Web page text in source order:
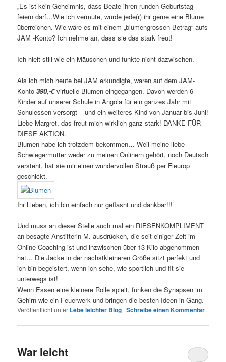
„Es ist kein Geheimnis, dass Beate ihren runden Geburtstag
feiern darf…Wie ich vermute, würde jede(r) ihr gerne eine Blume
überreichen. Wie wäre es mit einem „blumengrossen Betrag“ aufs
JAM -Konto? Ich nehme an, dass sie das stark freut!
Ich hielt still wie ein Mäuschen und funkte nicht dazwischen.
Als ich mich heute bei JAM erkundigte, waren auf dem JAM-
Konto 390,-€ virtuelle Blumen eingegangen. Davon werden 6
Kinder auf unserer Schule in Angola für ein ganzes Jahr mit
Schulessen versorgt – und ein weiteres Kind von Januar bis Juni!
Liebe Margret, das freut mich wirklich ganz stark! DANKE FÜR
DIESE AKTION.
Blumen habe ich trotzdem bekommen… Weil meine liebe
Schwiegermutter weder zu meinen Onlinern gehört, noch Deutsch
versteht, hat sie mir einen wundervollen Strauß per Fleurop
geschickt.
Ihr Lieben, ich bin einfach nur geflasht und dankbar!!!
Und muss an dieser Stelle auch mal ein RIESENKOMPLIMENT
an besagte Anstifterin M. ausdrücken, die seit einiger Zeit im
Online-Coaching ist und inzwischen über 13 Kilo abgenommen
hat… Die Jacke in der nächstkleineren Größe sitzt perfekt und
ich bin begeistert, wenn ich sehe, wie sportlich und fit sie
unterwegs ist!
Wenn Essen eine kleinere Rolle spielt, funken die Synapsen im
Gehirn wie ein Feuerwerk und bringen die besten Ideen in Gang.
Veröffentlicht unter Lebe leichter Blog |Schreibe einen Kommentar
War leicht